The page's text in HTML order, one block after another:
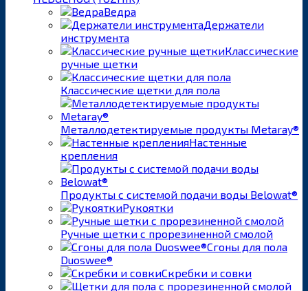
Ведра
Держатели
инструмента
Классические
ручные щетки
Классические щетки для пола
Металлодетектируемые продукты Metaray®
Настенные
крепления
Продукты с системой подачи воды Belowat®
Рукоятки
Ручные щетки с прорезиненной смолой
Сгоны для пола
Duoswee®
Скребки и совки